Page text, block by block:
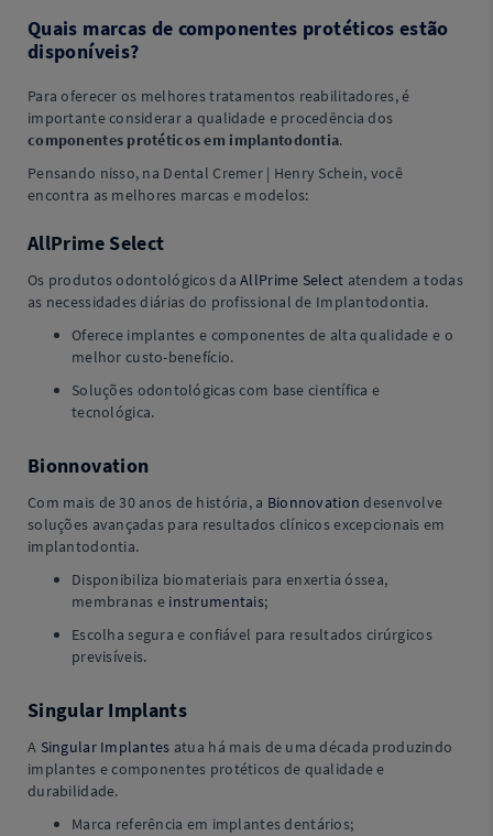
Quais marcas de componentes protéticos estão
disponíveis?
Para oferecer os melhores tratamentos reabilitadores, é
importante considerar a qualidade e procedência dos
componentes protéticos em implantodontia.
Pensando nisso, na Dental Cremer | Henry Schein, você
encontra as melhores marcas e modelos:
AllPrime Select
Os produtos odontológicos daAllPrime Select atendem a todas
as necessidades diárias do profissional de Implantodontia.
Oferece implantes e componentes de alta qualidade e o
melhor custo-benefício.
Soluções odontológicas com base científica e
tecnológica.
Bionnovation
Com mais de 30 anos de história, a Bionnovation desenvolve
soluções avançadas para resultados clínicos excepcionais em
implantodontia.
Disponibiliza biomateriais para enxertia óssea,
membranas e instrumentais;
Escolha segura e confiável para resultados cirúrgicos
previsíveis.
Singular Implants
A Singular Implantes atua há mais de uma década produzindo
implantes e componentes protéticos de qualidade e
durabilidade.
Marca referência em implantes dentários;